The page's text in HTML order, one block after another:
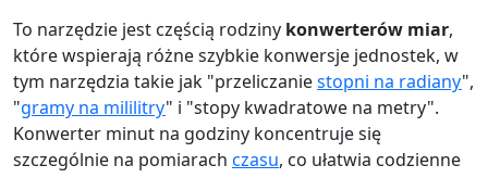
To narzędzie jest częścią rodziny konwerterów miar,
które wspierają różne szybkie konwersje jednostek, w
tym narzędzia takie jak "przeliczaniestopni na radiany",
"gramy na mililitry" i "stopy kwadratowe na metry".
Konwerter minut na godziny koncentruje się
szczególnie na pomiarach czasu, co ułatwia codzienne